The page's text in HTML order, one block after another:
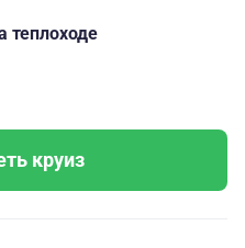
теплоходе
круиз